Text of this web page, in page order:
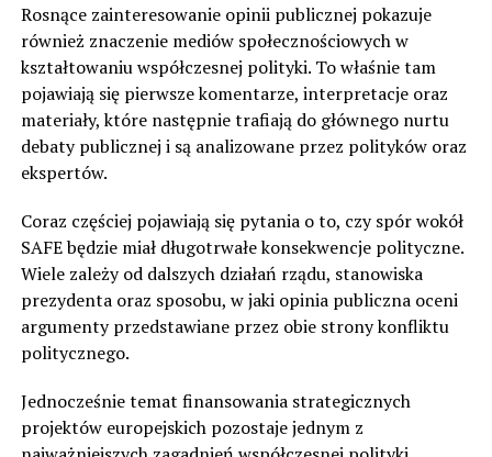
Rosnące zainteresowanie opinii publicznej pokazuje
również znaczenie mediów społecznościowych w
kształtowaniu współczesnej polityki. To właśnie tam
pojawiają się pierwsze komentarze, interpretacje oraz
materiały, które następnie trafiają do głównego nurtu
debaty publicznej i są analizowane przez polityków oraz
ekspertów.
Coraz częściej pojawiają się pytania o to, czy spór wokół
SAFE będzie miał długotrwałe konsekwencje polityczne.
Wiele zależy od dalszych działań rządu, stanowiska
prezydenta oraz sposobu, w jaki opinia publiczna oceni
argumenty przedstawiane przez obie strony konfliktu
politycznego.
Jednocześnie temat finansowania strategicznych
projektów europejskich pozostaje jednym z